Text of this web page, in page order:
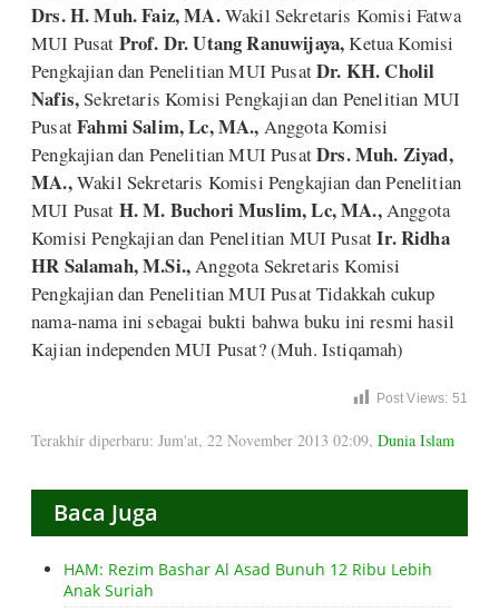
Drs. H. Muh. Faiz, MA.Wakil Sekretaris Komisi Fatwa
MUI Pusat Prof. Dr. Utang Ranuwijaya,Ketua Komisi
Pengkajian dan Penelitian MUI PusatDr. KH. Cholil
Nafis,Sekretaris Komisi Pengkajian dan Penelitian MUI
PusatFahmi Salim, Lc, MA., Anggota Komisi
Pengkajian dan Penelitian MUI PusatDrs. Muh. Ziyad,
MA.,Wakil Sekretaris Komisi Pengkajian dan Penelitian
MUI Pusat H. M. Buchori Muslim, Lc, MA.,Anggota
Komisi Pengkajian dan Penelitian MUI PusatIr. Ridha
HR Salamah, M.Si.,Anggota Sekretaris Komisi
Pengkajian dan Penelitian MUI Pusat Tidakkah cukup
nama-nama ini sebagai bukti bahwa buku ini resmi hasil
Kajian independen MUI Pusat? (Muh. Istiqamah)
Post Views: 51
Terakhir diperbaru: Jum'at, 22 November 2013 02:09, Dunia Islam
Baca Juga
HAM: Rezim Bashar Al Asad Bunuh 12 Ribu Lebih
Anak Suriah